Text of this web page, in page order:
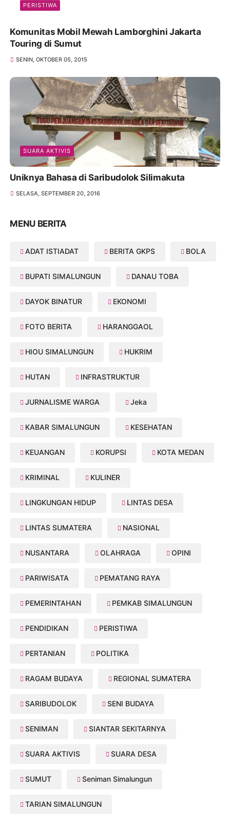
PERISTIWA
Komunitas Mobil Mewah Lamborghini Jakarta
Touring di Sumut
SENIN, OKTOBER 05, 2015
SUARA AKTIVIS
Uniknya Bahasa di Saribudolok Silimakuta
SELASA, SEPTEMBER 20, 2016
MENU BERITA
ADAT ISTIADAT BERITA GKPS BOLA
BUPATI SIMALUNGUN DANAU TOBA
DAYOK BINATUR EKONOMI
FOTO BERITA HARANGGAOL
HIOU SIMALUNGUN HUKRIM
HUTAN INFRASTRUKTUR
JURNALISME WARGA Jeka
KABAR SIMALUNGUN KESEHATAN
KEUANGAN KORUPSI KOTA MEDAN
KRIMINAL KULINER
LINGKUNGAN HIDUP LINTAS DESA
LINTAS SUMATERA NASIONAL
NUSANTARA OLAHRAGA OPINI
PARIWISATA PEMATANG RAYA
PEMERINTAHAN PEMKAB SIMALUNGUN
PENDIDIKAN PERISTIWA
PERTANIAN POLITIKA
RAGAM BUDAYA REGIONAL SUMATERA
SARIBUDOLOK SENI BUDAYA
SENIMAN SIANTAR SEKITARNYA
SUARA AKTIVIS SUARA DESA
SUMUT Seniman Simalungun
TARIAN SIMALUNGUN